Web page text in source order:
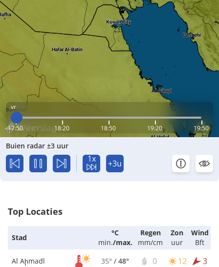
vr
17:50 18:20 18:50 19:20 19:50
Buien radar ±3 uur
1x +3u
Top Locaties
Stad
°C
min./max.
Regen
mm/cm
Zon
uur
Wind
Bft
Al Aḩmadī
35° / 48° 0 12 3